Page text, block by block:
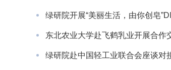
绿研院开展“美丽生活，由你创皂
东北农业大学赴飞鹤乳业开展合作
绿研院赴中国轻工业联合会座谈对